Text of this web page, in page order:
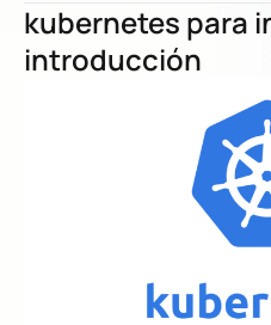
kubernetes para
introducción